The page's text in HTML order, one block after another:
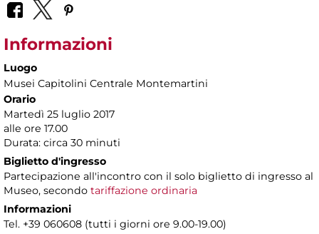
Informazioni
Luogo
Musei Capitolini Centrale Montemartini
Orario
Martedì 25 luglio 2017
alle ore 17.00
Durata: circa 30 minuti
Biglietto d'ingresso
Partecipazione all'incontro con il solo biglietto di ingresso al
Museo, secondo tariffazione ordinaria
Informazioni
Tel. +39 060608 (tutti i giorni ore 9.00-19.00)